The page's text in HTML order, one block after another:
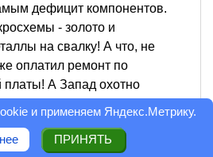
дефицит компонентов.
- золото и
на свалку! А что, не
оплатил ремонт по
платы! А Запад охотно
кошелька клиентов. И
и выдаем за супер-
и применяем Яндекс.Метрику.
ПРИНЯТЬ